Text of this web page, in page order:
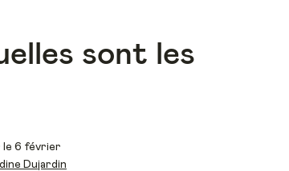
sont les
le 6 février
Dujardin